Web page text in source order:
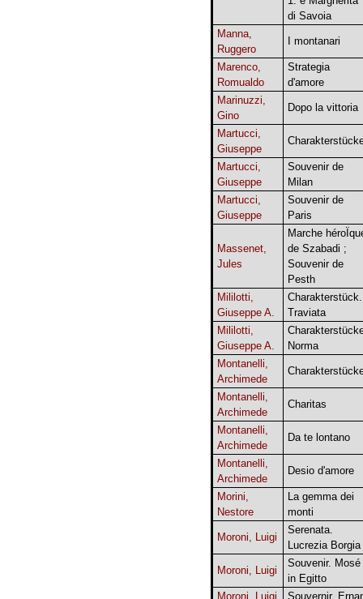
di Savoia
Manna,
Ruggero
I montanari
Marenco,
Romualdo
Strategia
d'amore
Marinuzzi,
Gino
Dopo la vittoria
Martucci,
Giuseppe
Martucci,
Giuseppe
Souvenir de
Milan
Martucci,
Giuseppe
Souvenir de
Paris
Massenet,
Jules
Marche
de Szabadi ;
Souvenir de
Pesth
Mililotti,
Giuseppe A.
Charakterstück.
Traviata
Mililotti,
Giuseppe A.
Norma
Montanelli,
Archimede
Montanelli,
Archimede
Charitas
Montanelli,
Archimede
Da te lontano
Montanelli,
Archimede
Desio d'amore
Morini,
Nestore
La gemma dei
monti
Moroni, Luigi
Serenata.
Lucrezia Borgia
Moroni, Luigi
Souvenir. Mosé
in Egitto
Moroni, Luigi
Souvernir.